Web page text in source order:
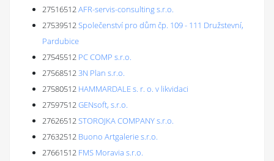
27516512AFR-servis-consulting s.r.o.
27539512Společenství pro dům čp. 109 - 111 Družstevní,
Pardubice
27545512 PC COMP s.r.o.
275685123N Plan s.r.o.
27580512 HAMMARDALE s. r. o. v likvidaci
27597512GENsoft, s.r.o.
27626512STOROJKA COMPANY s.r.o.
27632512 Buono Artgalerie s.r.o.
27661512 FMS Moravia s.r.o.